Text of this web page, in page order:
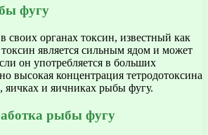
фугу
своих органах токсин, известный как
является сильным ядом и может
он употребляется в больших
высокая концентрация тетродотоксина
яичках и яичниках рыбы фугу.
рыбы фугу